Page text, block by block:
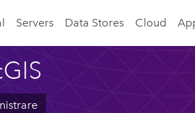
Servers Data Stores Cloud